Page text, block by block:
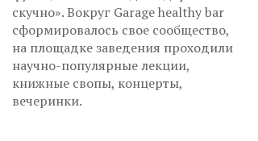
скучно». Вокруг Garage healthy bar
сформировалось свое сообщество,
на площадке заведения проходили
научно-популярные лекции,
книжные свопы, концерты,
вечеринки.